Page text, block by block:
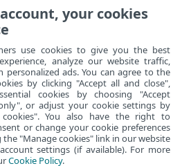
de grupo dinâmico>
grupo dinâmico
your cookies
use cookies to give you the best
analyze our website traffic,
personalized ads. You can agree to the
by clicking "Accept all and close",
cookies by choosing "Accept
or adjust your cookie settings by
cookies". You also have the right to
or change your cookie preferences
"Manage cookies" link in our website
settings (if available). For more
Cookie Policy.